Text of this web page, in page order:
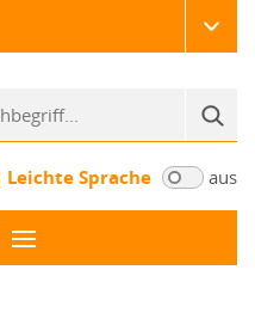
Leichte Sprache aus